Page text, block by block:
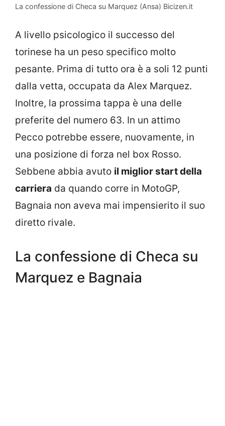
La confessione di Checa su Marquez (Ansa) Bicizen.it
A livello psicologico il successo del
torinese ha un peso specifico molto
pesante. Prima di tutto ora è a soli 12 punti
dalla vetta, occupata da Alex Marquez.
Inoltre, la prossima tappa è una delle
preferite del numero 63. In un attimo
Pecco potrebbe essere, nuovamente, in
una posizione di forza nel box Rosso.
Sebbene abbia avuto il miglior start della
carriera da quando corre in MotoGP,
Bagnaia non aveva mai impensierito il suo
diretto rivale.
La confessione di Checa su
Marquez e Bagnaia